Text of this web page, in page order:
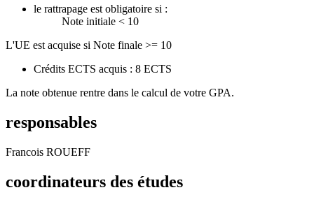
le rattrapage est obligatoire si :
Note initiale < 10
L'UE est acquise si Note finale >= 10
Crédits ECTS acquis : 8 ECTS
La note obtenue rentre dans le calcul de votre GPA.
responsables
Francois ROUEFF
coordinateurs des études